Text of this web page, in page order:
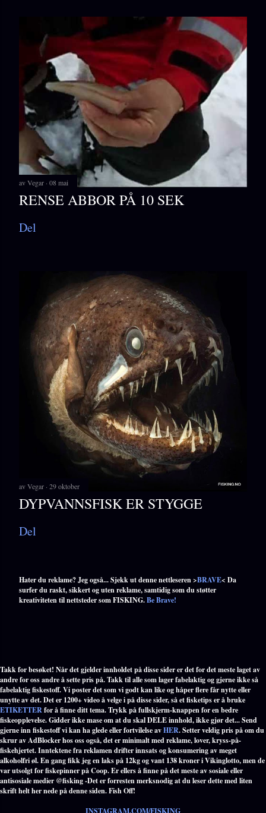
avVegar 08 mai
RENSE ABBOR PÅ 10 SEK
Del
avVegar 29 oktober
DYPVANNSFISK ER STYGGE
Del
Hater du reklame? Jeg også... Sjekk ut denne nettleseren >BRAVE< Da
surfer du raskt, sikkert og uten reklame, samtidig som du støtter
kreativiteten til nettsteder som FISKING.Be Brave!
Takk for besøket! Når det gjelder innholdet på disse sider er det for det meste laget av
andre for oss andre å sette pris på. Takk til alle som lager fabelaktig og gjerne ikke så
fabelaktig fiskestoff. Vi poster det som vi godt kan like og håper flere får nytte eller
unytte av det. Det er 1200+ video å velge i på disse sider, så et fisketips er å bruke
ETIKETTERfor å finne ditt tema. Trykk på fullskjerm-knappen for en bedre
fiskeopplevelse. Gidder ikke mase om at du skal DELE innhold, ikke gjør det... Send
gjerne inn fiskestoff vi kan ha glede eller fortvilelse avHER. Setter veldig pris på om du
skrur av AdBlocker hos oss også, det er minimalt med reklame, lover, kryss-på-
fiskehjertet. Inntektene fra reklamen drifter innsats og konsumering av meget
alkoholfri øl. En gang fikk jeg en laks på 12kg og vant 138 kroner i Vikinglotto, men de
var utsolgt for fiskepinner på Coop. Er ellers å finne på det meste av sosiale eller
antisosiale medier @fisking -Det er forresten merksnodig at du leser dette med liten
skrift helt her nede på denne siden. Fish Off!
INSTAGRAM.COM/FISKING